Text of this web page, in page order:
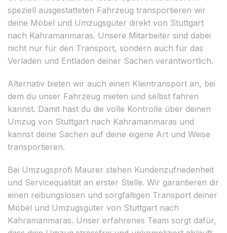
speziell ausgestatteten Fahrzeug transportieren wir
deine Möbel und Umzugsgüter direkt von Stuttgart
nach Kahramanmaras. Unsere Mitarbeiter sind dabei
nicht nur für den Transport, sondern auch für das
Verladen und Entladen deiner Sachen verantwortlich.
Alternativ bieten wir auch einen Kleintransport an, bei
dem du unser Fahrzeug mieten und selbst fahren
kannst. Damit hast du die volle Kontrolle über deinen
Umzug von Stuttgart nach Kahramanmaras und
kannst deine Sachen auf deine eigene Art und Weise
transportieren.
Bei Umzugsprofi Maurer stehen Kundenzufriedenheit
und Servicequalität an erster Stelle. Wir garantieren dir
einen reibungslosen und sorgfältigen Transport deiner
Möbel und Umzugsgüter von Stuttgart nach
Kahramanmaras. Unser erfahrenes Team sorgt dafür,